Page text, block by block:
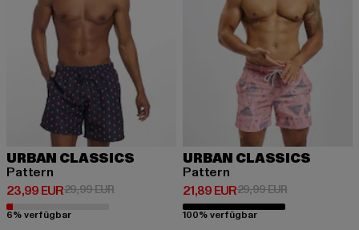
URBAN CLASSICS
Pattern
23,99 EUR
Derzeitiger Preis: 23,99 EUR
29,99 EURAktionspreis: 29,99 EUR
6% verfügbar
URBAN CLASSICS
Pattern
21,89 EUR
Derzeitiger Preis: 21,89 EUR
29,99 EURAktionspreis:
100% verfügbar